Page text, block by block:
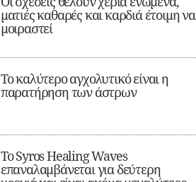
ματιές καθαρές και καρδιά έτοιμη να
μοιραστεί
Το καλύτερο αγχολυτικό είναι η
παρατήρηση των άστρων
Το Syros Healing Waves
επαναλαμβάνεται για δεύτερη